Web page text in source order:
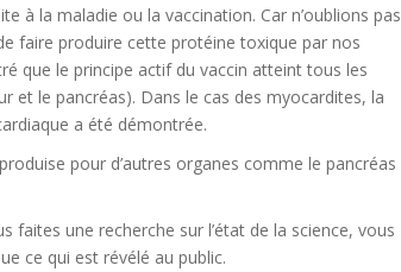
à la maladie ou la vaccination. Car n’oublions pas
faire produire cette protéine toxique par nos
que le principe actif du vaccin atteint tous les
et le pancréas). Dans le cas des myocardites, la
a été démontrée.
pour d’autres organes comme le pancréas
faites une recherche sur l’état de la science, vous
ce qui est révélé au public.